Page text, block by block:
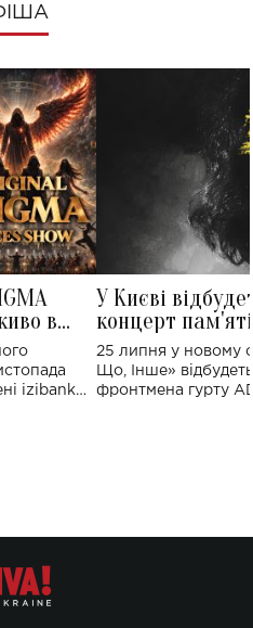
в
izibank
У Києві
концерт
Клименка:
виконають
25 липня у новому
Що, Інше»
фронтмена гурту